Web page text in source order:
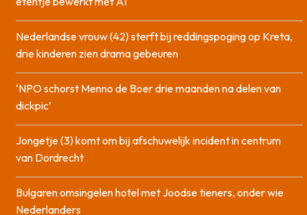
Nederlandse vrouw (42) sterft bij reddingspoging op Kreta,
drie kinderen zien drama gebeuren
‘NPO schorst Menno de Boer drie maanden na delen van
dickpic’
Jongetje (3) komt om bij afschuwelijk incident in centrum
van Dordrecht
Bulgaren omsingelen hotel met Joodse tieners, onder wie
Nederlanders